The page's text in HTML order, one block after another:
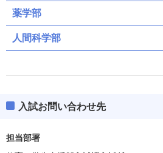
薬学部
人間科学部
入試お問い合わせ先
担当部署